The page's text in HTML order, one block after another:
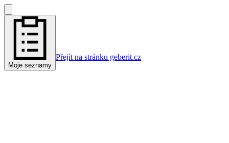
Moje seznamy
Přejít na stránku geberit.cz